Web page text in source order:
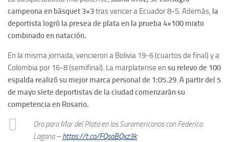
campeona en básquet 3×3tras vencer a Ecuador 8-5. Además, la
deportista logró la presea de plata en la prueba 4×100 mixto
combinado en natación.
En la misma jornada, vencieron a Bolivia 19-6 (cuartos de final) y a
Colombia por 16-8 (semifinal). La marplatense en su relevo de 100
espalda realizó su mejor marca personal de 1:05.29.A partir del 5
de mayo siete deportistas de la ciudad comenzarán su
competencia en Rosario.
Oro para Mar del Plata en los Suramericanos con Federica
Lagana –https://t.co/FQsoBQxz3k